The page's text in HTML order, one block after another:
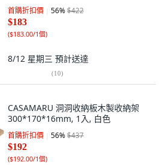
首購折扣價 56%$422
$183
($183.00/1個)
8/12 星期三 預計送達
(10)
CASAMARU 洞洞收納板木製收納架
300*170*16mm, 1入, 白色
首購折扣價 56%$437
$192
($192.00/1個)